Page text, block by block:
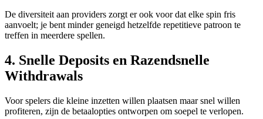
De diversiteit aan providers zorgt er ook voor dat elke spin fris
aanvoelt; je bent minder geneigd hetzelfde repetitieve patroon te
treffen in meerdere spellen.
4. Snelle Deposits en Razendsnelle
Withdrawals
Voor spelers die kleine inzetten willen plaatsen maar snel willen
profiteren, zijn de betaalopties ontworpen om soepel te verlopen.